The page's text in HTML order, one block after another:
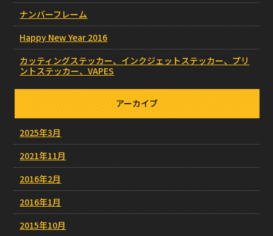
ナンバーフレーム
Happy New Year 2016
カッティングステッカー、インクジェットステッカー、プリ
ントステッカー、VAPES
アーカイブ
2025年3月
2021年11月
2016年2月
2016年1月
2015年10月